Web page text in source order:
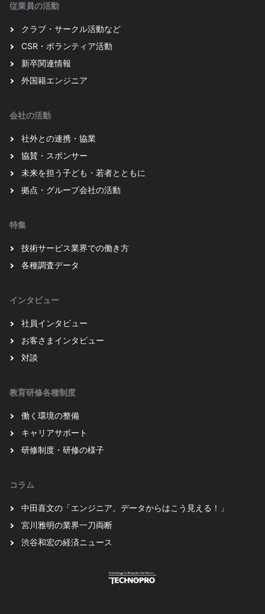
従業員の活動
クラブ・サークル活動など
CSR・ボランティア活動
新卒関連情報
外国籍エンジニア
会社の活動
社外との連携・協業
協賛・スポンサー
未来を担う子ども・若者とともに
拠点・グループ会社の活動
特集
技術サービス業界での働き方
各種調査データ
インタビュー
社員インタビュー
お客さまインタビュー
対談
教育研修各種制度
働く環境の整備
キャリアサポート
研修制度・研修の様子
コラム
中田喜文の「エンジニア。データからはこう見える！」
宮川雅明の業界一刀両断
渋谷和宏の経済ニュース